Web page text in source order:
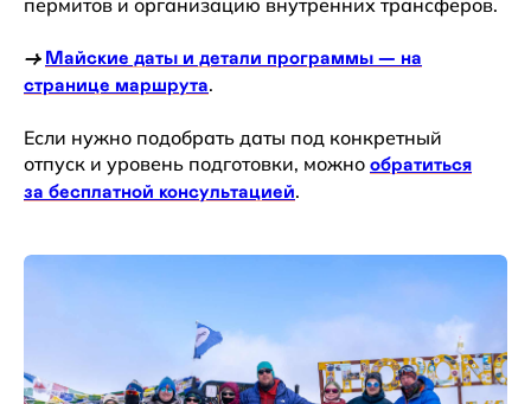
пермитов и организацию внутренних трансферов.
→ Майские даты и детали программы — на
странице маршрута.
Если нужно подобрать даты под конкретный
отпуск и уровень подготовки, можно обратиться
за бесплатной консультацией.
Журнал
+7 (985) 401-72-46
info@mountainquestexpeditions.com